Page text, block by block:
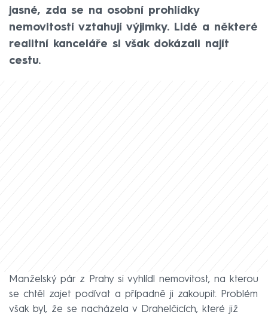
jasné, zda se na osobní prohlídky
nemovitostí vztahují výjimky. Lidé a některé
realitní kanceláře si však dokázali najít
cestu.
Manželský pár z Prahy si vyhlídl nemovitost, na kterou
se chtěl zajet podívat a případně ji zakoupit. Problém
však byl, že se nacházela v Drahelčicích, které již